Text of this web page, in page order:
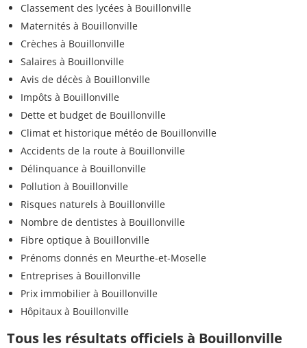
Classement des lycées à Bouillonville
Maternités à Bouillonville
Crèches à Bouillonville
Salaires à Bouillonville
Avis de décès à Bouillonville
Impôts à Bouillonville
Dette et budget de Bouillonville
Climat et historique météo de Bouillonville
Accidents de la route à Bouillonville
Délinquance à Bouillonville
Pollution à Bouillonville
Risques naturels à Bouillonville
Nombre de dentistes à Bouillonville
Fibre optique à Bouillonville
Prénoms donnés en Meurthe-et-Moselle
Entreprises à Bouillonville
Prix immobilier à Bouillonville
Hôpitaux à Bouillonville
Tous les résultats officiels à Bouillonville